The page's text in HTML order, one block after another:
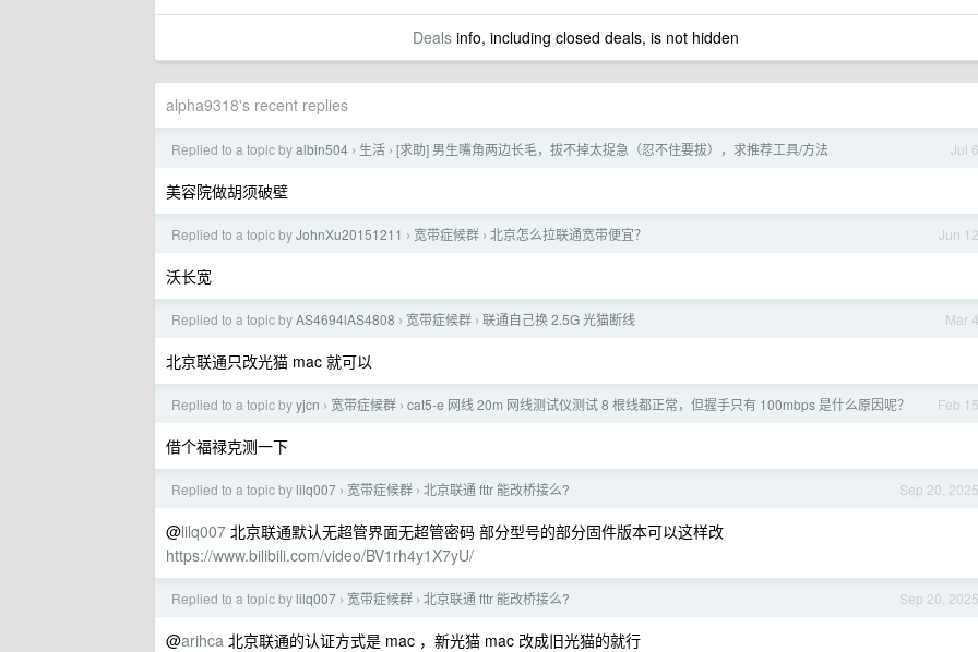
Dealsinfo, including closed deals, is not hidden
alpha9318's recent replies
Jul 6
Replied to a topic byalbin504 › 生活 › [求助] 男生嘴角两边长毛，拔不掉太捉急（忍不住要拔），求推荐工具/方法
美容院做胡须破壁
Jun 12
Replied to a topic byJohnXu20151211 › 宽带症候群 › 北京怎么拉联通宽带便宜？
沃长宽
Mar 4
Replied to a topic byAS4694lAS4808 › 宽带症候群 › 联通自己换 2.5G 光猫断线
北京联通只改光猫 mac 就可以
Feb 15
Replied to a topic byyjcn › 宽带症候群 › cat5-e 网线 20m 网线测试仪测试 8 根线都正常，但握手只有 100mbps 是什么原因呢？
借个福禄克测一下
Sep 20, 2025
Replied to a topic by lilq007 › 宽带症候群 › 北京联通 fttr 能改桥接么?
@lilq007 北京联通默认无超管界面无超管密码 部分型号的部分固件版本可以这样改
https://www.bilibili.com/video/BV1rh4y1X7yU/
Sep 20, 2025
Replied to a topic by lilq007 › 宽带症候群 › 北京联通 fttr 能改桥接么?
@arihca 北京联通的认证方式是 mac ，新光猫 mac 改成旧光猫的就行